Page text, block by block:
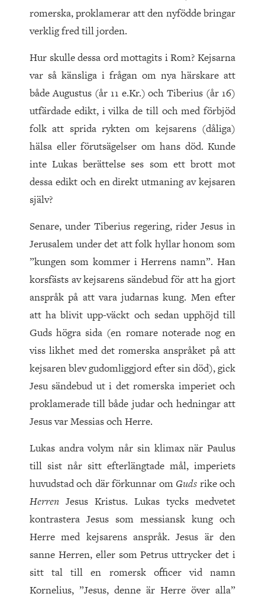
romerska, proklamerar att den nyfödde bringar
verklig fred till jorden.
Hur skulle dessa ord mottagits i Rom? Kejsarna
var så känsliga i frågan om nya härskare att
både Augustus (år 11 e.Kr.) och Tiberius (år 16)
utfärdade edikt, i vilka de till och med förbjöd
folk att sprida rykten om kejsarens (dåliga)
hälsa eller förutsägelser om hans död. Kunde
inte Lukas berättelse ses som ett brott mot
dessa edikt och en direkt utmaning av kejsaren
själv?
Senare, under Tiberius regering, rider Jesus in
Jerusalem under det att folk hyllar honom som
”kungen som kommer i Herrens namn”. Han
korsfästs av kejsarens sändebud för att ha gjort
anspråk på att vara judarnas kung. Men efter
att ha blivit upp-väckt och sedan upphöjd till
Guds högra sida (en romare noterade nog en
viss likhet med det romerska anspråket på att
kejsaren blev gudomliggjord efter sin död), gick
Jesu sändebud ut i det romerska imperiet och
proklamerade till både judar och hedningar att
Jesus var Messias och Herre.
Lukas andra volym når sin klimax när Paulus
till sist når sitt efterlängtade mål, imperiets
huvudstad och där förkunnar om Guds rike och
Herren Jesus Kristus. Lukas tycks medvetet
kontrastera Jesus som messiansk kung och
Herre med kejsarens anspråk. Jesus är den
sanne Herren, eller som Petrus uttrycker det i
sitt tal till en romersk officer vid namn
Kornelius, ”Jesus, denne är Herre över alla”